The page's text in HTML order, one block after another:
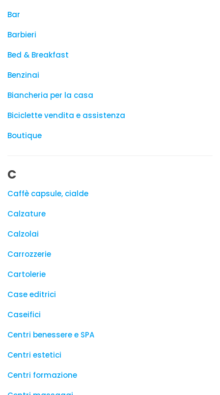
Bar
Barbieri
Bed & Breakfast
Benzinai
Biancheria per la casa
Biciclette vendita e assistenza
Boutique
C
Caffè capsule, cialde
Calzature
Calzolai
Carrozzerie
Cartolerie
Case editrici
Caseifici
Centri benessere e SPA
Centri estetici
Centri formazione